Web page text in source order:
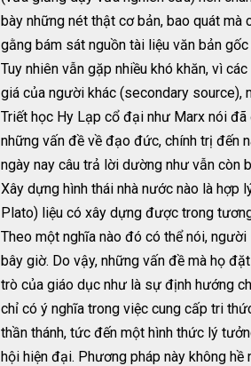
bày những nét thật cơ bản, bao quát
gằng bám sát nguồn tài liệu văn bản
Tuy nhiên vẫn gặp nhiều khó khăn, vì
giá của người khác (secondary source),
Triết học Hy Lạp cổ đại như Marx nói
những vấn đề về đạo đức, chính trị đến
ngày nay câu trả lời dường như vẫn còn
Xây dựng hình thái nhà nước nào là hợp
Plato) liệu có xây dựng được trong
Theo một nghĩa nào đó có thể nói,
bây giờ. Do vậy, những vấn đề mà họ
trò của giáo dục như là sự định hướng
chỉ có ý nghĩa trong việc cung cấp tri
thần thánh, tức đến một hình thức lý
hội hiện đại. Phương pháp này không